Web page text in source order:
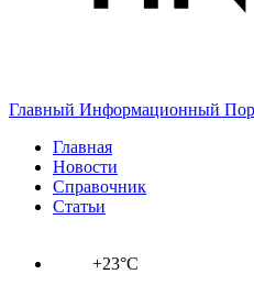
Главный Информационный
Главная
Новости
Справочник
Статьи
+23°C